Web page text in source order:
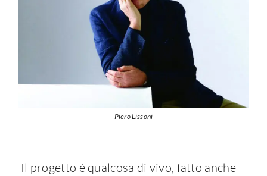
Piero Lissoni
Il progetto è qualcosa di vivo, fatto anche